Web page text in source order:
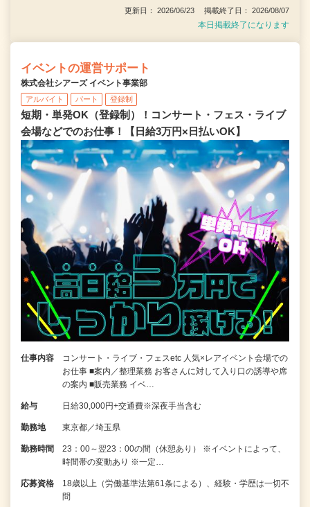
更新日： 2026/06/23 掲載終了日： 2026/08/07
本日掲載終了になります
イベントの運営サポート
株式会社シアーズ イベント事業部
アルバイト パート 登録制
短期・単発OK（登録制）！コンサート・フェス・ライブ
会場などでのお仕事！【日給3万円×日払いOK】
仕事内容
コンサート・ライブ・フェスetc 人気×レアイベント会場での
お仕事 ■案内／整理業務 お客さんに対して入り口の誘導や席
の案内 ■販売業務 イベ…
給与 日給30,000円+交通費※深夜手当含む
勤務地 東京都／埼玉県
勤務時間
23：00～翌23：00の間（休憩あり） ※イベントによって、
時間帯の変動あり ※一定…
応募資格
18歳以上（労働基準法第61条による）、経験・学歴は一切不
問